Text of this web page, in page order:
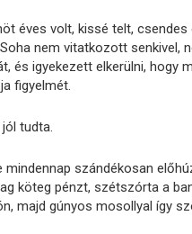
éves volt, kissé telt, csendes
nem vitatkozott senkivel,
és igyekezett elkerülni, hogy
figyelmét.
tudta.
mindennap szándékosan
köteg pénzt, szétszórta a
majd gúnyos mosollyal így